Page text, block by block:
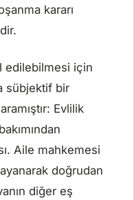
kararı
edilebilmesi için
sübjektif bir
Evlilik
Aile mahkemesi
doğrudan
diğer eş